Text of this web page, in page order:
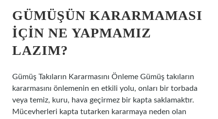
GÜMÜŞÜN KARARMAMASI
IÇIN NE YAPMAMIZ
LAZIM?
Gümüş Takıların Kararmasını Önleme Gümüş takıların
kararmasını önlemenin en etkili yolu, onları bir torbada
veya temiz, kuru, hava geçirmez bir kapta saklamaktır.
Mücevherleri kapta tutarken kararmaya neden olan